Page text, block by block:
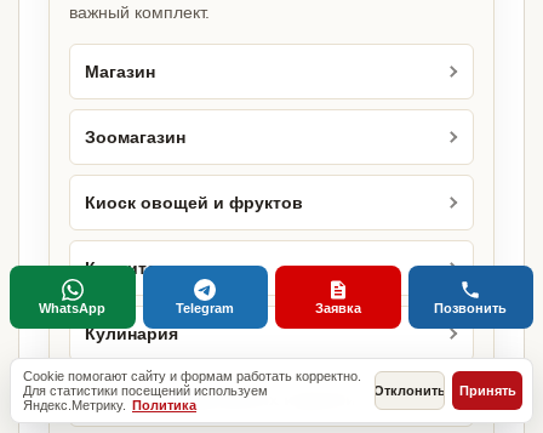
важный комплект.
Магазин
Зоомагазин
Киоск овощей и фруктов
Кондитерская
Кулинария
Магазин кондитерских изделий
Cookie помогают сайту и формам работать корректно.
Для статистики посещений используем
Яндекс.Метрику. Политика
Отклонить Принять
WhatsApp Telegram Заявка Позвонить